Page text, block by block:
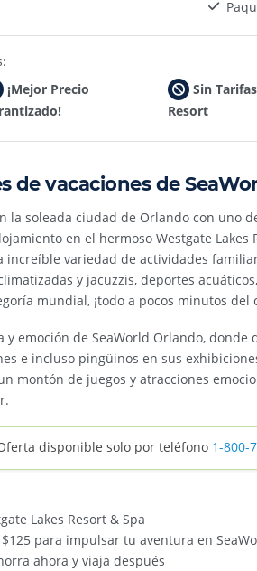
¡Mejor Precio
Sin
Resort
de vacaciones de
la soleada ciudad de Orlando con uno
en el hermoso Westgate Lakes
increíble variedad de actividades
y jacuzzis, deportes
mundial, ¡todo a pocos minutos del
emoción de SeaWorld Orlando,
e incluso pingüinos en sus
montón de juegos y atracciones
disponible solo por teléfono 1-800-
Lakes Resort & Spa
$125 para impulsar tu aventura en
ahora y viaja después